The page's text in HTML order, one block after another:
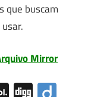
que buscam
Mirror